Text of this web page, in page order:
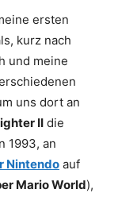
ersten
kurz nach
und meine
uns dort an
II die
1993, an
Nintendo auf
Mario World),